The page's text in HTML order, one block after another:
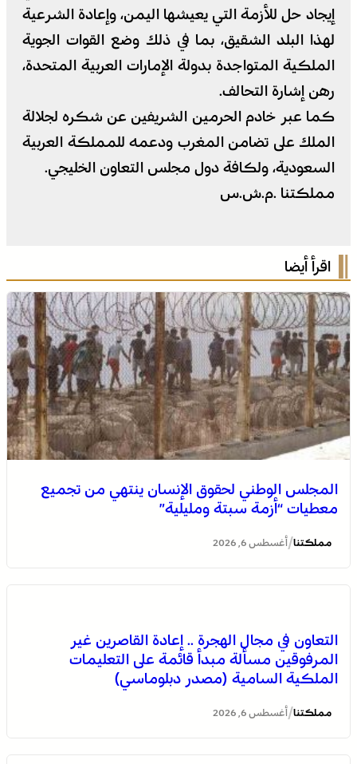
إيجاد حل للأزمة التي يعيشها اليمن، وإعادة الشرعية
لهذا البلد الشقيق، بما في ذلك وضع القوات الجوية
الملكية المتواجدة بدولة الإمارات العربية المتحدة،
رهن إشارة التحالف.
كما عبر خادم الحرمين الشريفين عن شكره لجلالة
الملك على تضامن المغرب ودعمه للمملكة العربية
السعودية، ولكافة دول مجلس التعاون الخليجي.
مملكتنا .م.ش.س
اقرأ أيضا
المجلس الوطني لحقوق الإنسان ينتهي من تجميع
معطيات “أزمة سبتة ومليلية”
مملكتنا/ أغسطس 6, 2026
التعاون في مجال الهجرة .. إعادة القاصرين غير
المرفوقين مسألة مبدأ قائمة على التعليمات
الملكية السامية (مصدر دبلوماسي)
مملكتنا/ أغسطس 6, 2026
منسقة لمكافحة حرائق الغابات